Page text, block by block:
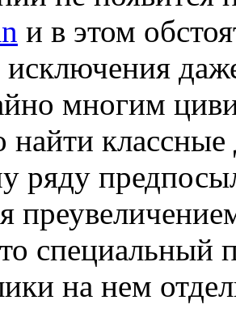
и в этом
исключения
многим
найти
ряду
специальный
на нем